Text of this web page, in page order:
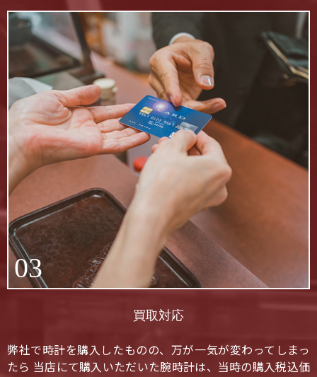
03
買取対応
弊社で時計を購入したものの、万が一気が変わってしまっ
たら 当店にて購入いただいた腕時計は、当時の購入税込価